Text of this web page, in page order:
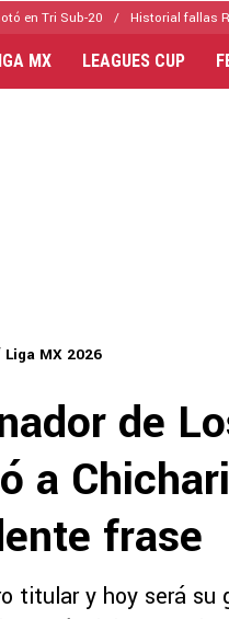
en Tri Sub-20 Historial fallas
MX LEAGUES CUP
Liga MX 2026
de
a
frase
titular y hoy será su